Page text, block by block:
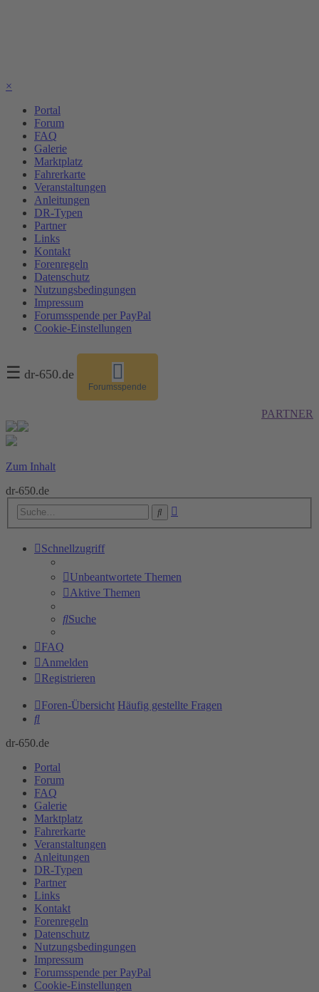
×
Portal
Forum
FAQ
Galerie
Marktplatz
Fahrerkarte
Veranstaltungen
Anleitungen
DR-Typen
Partner
Links
Kontakt
Forenregeln
Datenschutz
Nutzungsbedingungen
Impressum
Forumsspende per PayPal
Cookie-Einstellungen
☰ dr-650.de
Forumsspende
PARTNER
Zum Inhalt
dr-650.de
Suche
Schnellzugriff
Unbeantwortete Themen
Aktive Themen
Suche
FAQ
Anmelden
Registrieren
Foren-Übersicht Häufig gestellte Fragen
Suche
dr-650.de
Portal
Forum
FAQ
Galerie
Marktplatz
Fahrerkarte
Veranstaltungen
Anleitungen
DR-Typen
Partner
Links
Kontakt
Forenregeln
Datenschutz
Nutzungsbedingungen
Impressum
Forumsspende per PayPal
Cookie-Einstellungen